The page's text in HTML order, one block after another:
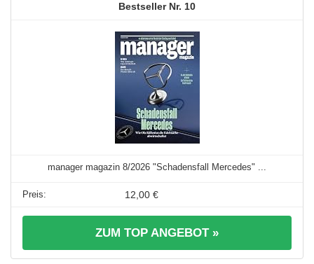
10
manager magazin 8/2026 "Schadensfall Mercedes" ...
12,00 €
ZUM TOP ANGEBOT »